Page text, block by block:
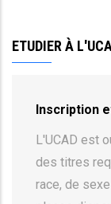
ETUDIER À
Inscription
L'UCAD est
des titres
race, de